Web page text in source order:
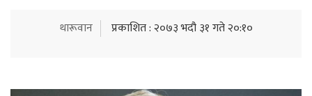
थारूवान प्रकाशित : २०७३ भदौ ३१ गते २०:१०